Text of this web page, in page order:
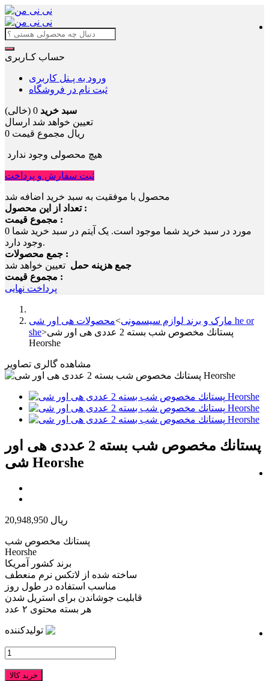
حساب کـاربری
ورود به پـنل کاربری
ثبت نام در فروشگاه
سبد خرید 0 (خالی)
تعیین خواهد شد ارسال
0 ریال مجموع قیمت
هیچ محصولی وجود ندارد
ثبت سفارش و پرداخت
محصول با موفقیت به سبد خرید اضافه شد
تعداد از این محصول :
مجموع قیمت :
0
مورد در سبد خرید شما موجود است. یک آیتم در سبد خرید شما
وجود دارد.
جمع محصولات :
جمع هزینه حمل تعیین خواهد شد
مجموع قیمت :
پرداخت نهایی
مارک و برند لوازم سیسمونی>محصولات هی اور شی he or
she>پستانك مخصوص شب بسته 2 عددی هی اور شی
Heorshe
مشاهده گالری تصاویر
پستانك مخصوص شب بسته 2 عددی هی اور
شی Heorshe
20,948,950 ریال
Heorshe
برند کشور آمریکا
ساخته شده از لاتكس نرم منعطف
مناسب استفاده در طول روز
قابلیت جوشاندن برای استریل شدن
هر بسته محتوی ۲ عدد
تولیدکننده
خرید کالا